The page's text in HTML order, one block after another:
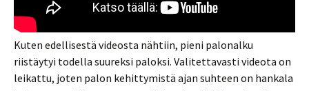
Kuten edellisestä videosta nähtiin, pieni palonalku
riistäytyi todella suureksi paloksi. Valitettavasti videota on
leikattu, joten palon kehittymistä ajan suhteen on hankala